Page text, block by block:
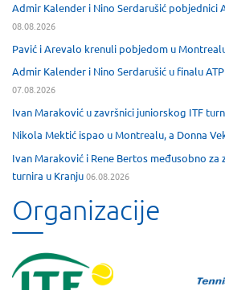
Admir Kalender i Nino Serdarušić pobjednici
08.08.2026
Pavić i Arevalo krenuli pobjedom u
Admir Kalender i Nino Serdarušić u finalu
07.08.2026
Ivan Maraković u završnici juniorskog ITF
Nikola Mektić ispao u Montrealu, a Donna
Ivan Maraković i Rene Bertos međusobno za
turnira u Kranju06.08.2026
Organizacije